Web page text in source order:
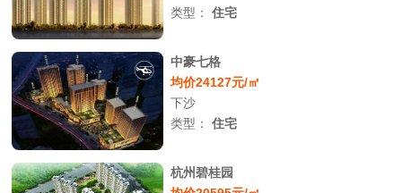
类型：住宅
中豪七格
均价24127元/㎡
下沙
类型：住宅
杭州碧桂园